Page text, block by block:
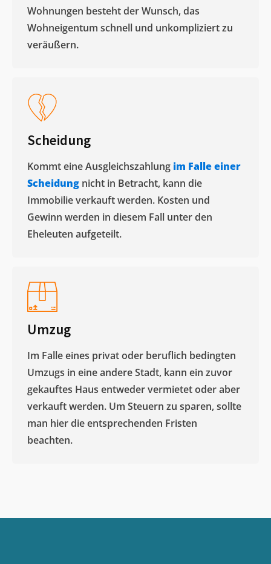
Wohnungen besteht der Wunsch, das
Wohneigentum schnell und unkompliziert zu
veräußern. ​
Scheidung
Kommt eine Ausgleichszahlung im Falle einer
Scheidung nicht in Betracht, kann die
Immobilie verkauft werden. Kosten und
Gewinn werden in diesem Fall unter den
Eheleuten aufgeteilt.​
Umzug
Im Falle eines privat oder beruflich bedingten
Umzugs in eine andere Stadt, kann ein zuvor
gekauftes Haus entweder vermietet oder aber
verkauft werden. Um Steuern zu sparen, sollte
man hier die entsprechenden Fristen
beachten.